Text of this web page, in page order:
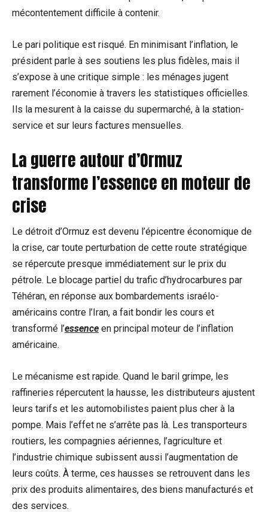
mécontentement difficile à contenir.
Le pari politique est risqué. En minimisant l’inflation, le
président parle à ses soutiens les plus fidèles, mais il
s’expose à une critique simple : les ménages jugent
rarement l’économie à travers les statistiques officielles.
Ils la mesurent à la caisse du supermarché, à la station-
service et sur leurs factures mensuelles.
La guerre autour d’Ormuz
transforme l’essence en moteur de
crise
Le détroit d’Ormuz est devenu l’épicentre économique de
la crise, car toute perturbation de cette route stratégique
se répercute presque immédiatement sur le prix du
pétrole. Le blocage partiel du trafic d’hydrocarbures par
Téhéran, en réponse aux bombardements israélo-
américains contre l’Iran, a fait bondir les cours et
transformé l’essence en principal moteur de l’inflation
américaine.
Le mécanisme est rapide. Quand le baril grimpe, les
raffineries répercutent la hausse, les distributeurs ajustent
leurs tarifs et les automobilistes paient plus cher à la
pompe. Mais l’effet ne s’arrête pas là. Les transporteurs
routiers, les compagnies aériennes, l’agriculture et
l’industrie chimique subissent aussi l’augmentation de
leurs coûts. À terme, ces hausses se retrouvent dans les
prix des produits alimentaires, des biens manufacturés et
des services.